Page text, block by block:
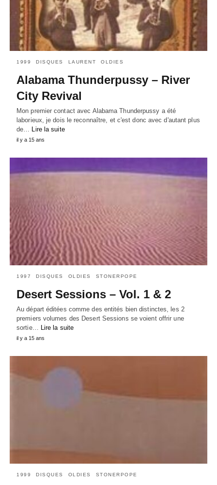
1999 DISQUES LAURENT OLDIES
Alabama Thunderpussy – River
City Revival
Mon premier contact avec Alabama Thunderpussy a été
laborieux, je dois le reconnaître, et c'est donc avec d'autant plus
de… Lire la suite
il y a 15 ans
1997 DISQUES OLDIES STONERPOPE
Desert Sessions – Vol. 1 & 2
Au départ éditées comme des entités bien distinctes, les 2
premiers volumes des Desert Sessions se voient offrir une
sortie…
Lire la suite
il y a 15 ans
1999 DISQUES OLDIES STONERPOPE